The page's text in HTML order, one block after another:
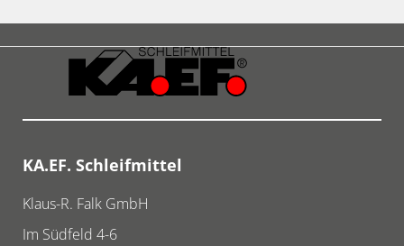
KA.EF. Schleifmittel
Klaus-R. Falk GmbH
Im Südfeld 4-6